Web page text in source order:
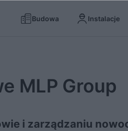
Budowa Instalacje
MLP Group
i zarządzaniu